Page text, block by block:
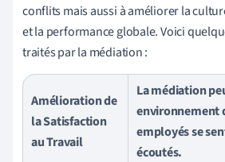
conflits mais aussi à améliorer la
et la performance globale. Voici
traités par la médiation :
Amélioration de
la Satisfaction
au Travail
La médiation
environnement
employés se
écoutés.